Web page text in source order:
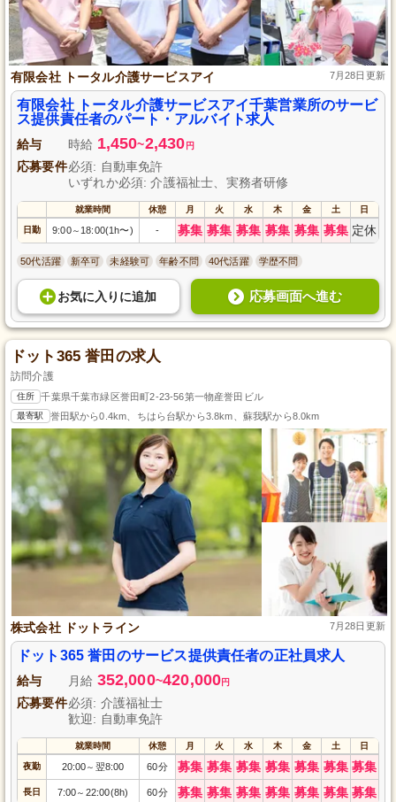
有限会社 トータル介護サービスアイ 7月28日更新
有限会社 トータル介護サービスアイ千葉営業所のサービ
ス提供責任者のパート・アルバイト求人
給与 時給 1,450~2,430 円
応募要件必須: 自動車免許
いずれか必須: 介護福祉士、実務者研修
就業時間 休憩 月 火 水 木 金 土 日
日勤 9:00～ 18:00(1h〜) - 募集 募集 募集 募集 募集 募集 定休
50代活躍 新卒可 未経験可 年齢不問 40代活躍 学歴不問
お気に入り に追加 応募画面へ進む
ドット365 誉田の求人
訪問介護
住所 千葉県千葉市緑区誉田町2-23-56第一物産誉田ビル
最寄駅 誉田駅から0.4km、ちはら台駅から3.8km、蘇我駅から8.0km
株式会社 ドットライン 7月28日更新
ドット365 誉田のサービス提供責任者の正社員求人
給与 月給 352,000~420,000円
応募要件必須: 介護福祉士
歓迎: 自動車免許
就業時間 休憩 月 火 水 木 金 土 日
夜勤 20:00～ 翌8:00 60分 募集 募集 募集 募集 募集 募集 募集
長日 7:00～ 22:00(8h) 60分 募集 募集 募集 募集 募集 募集 募集